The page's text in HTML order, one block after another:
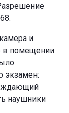
и
в помещении
экзамен:
наушники